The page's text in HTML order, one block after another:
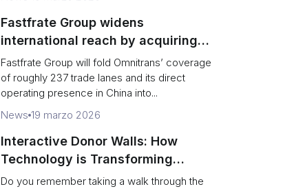
Fastfrate Group widens
international reach by acquiring
Omnitrans
Fastfrate Group will fold Omnitrans’ coverage
of roughly 237 trade lanes and its direct
operating presence in China into...
News 19 marzo 2026
Interactive Donor Walls: How
Technology is Transforming
Campus Philanthropy
Do you remember taking a walk through the